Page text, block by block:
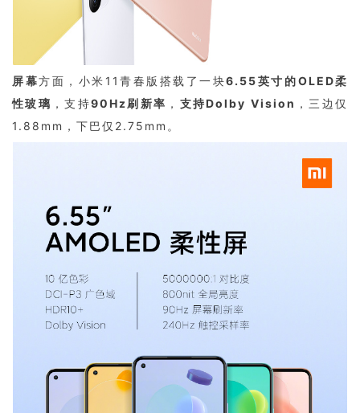
屏幕方面，小米11青春版搭载了一块6.55英寸的OLED柔
性玻璃 ，支持90Hz刷新率 ， 支持Dolby Vision ，三边仅
1.88mm，下巴仅2.75mm。